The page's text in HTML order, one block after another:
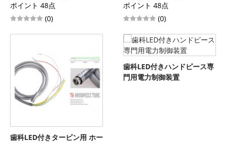
ポイント 48点
(0)
ポイント 48点
(0)
歯科LED付きタービン用 ホー
歯科LED付きハンドピース専
門用電力制御装置